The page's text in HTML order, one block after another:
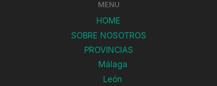
MENU
HOME
SOBRE NOSOTROS
PROVINCIAS
Málaga
León